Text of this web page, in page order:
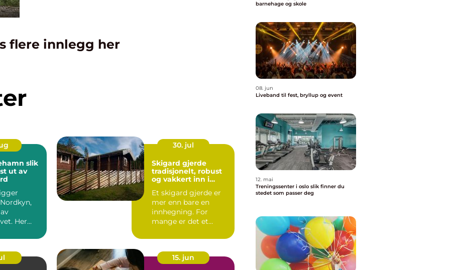
flere innlegg her
slik
ut av
Her
30. jul
Skigard gjerde
tradisjonelt, robust
og vakkert inn i
Et skigard gjerde er
mer enn bare en
innhegning. For
mange er det et
kulturlandskap,...
15. jun
barnehage og skole
08. jun
Liveband til fest, bryllup og event
12. mai
Treningssenter i oslo slik finner du
stedet som passer deg